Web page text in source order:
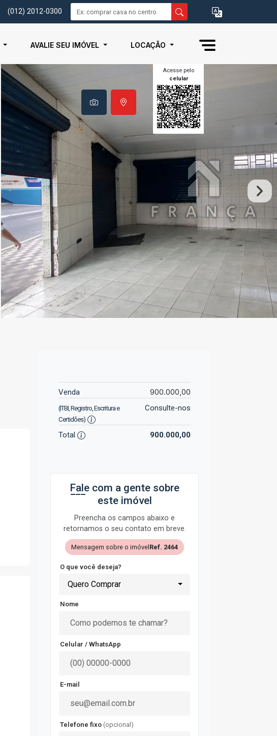
(012) 2012-0300
AVALIE SEU IMÓVEL LOCAÇÃO
Acesse pelo
celular
Venda 900.000,00
(ITBI, Registro, Escritura e
Certidões)
Consulte-nos
Total 900.000,00
Fale com a gente sobre
este imóvel
Preencha os campos abaixo e
retornamos o seu contato em breve.
Mensagem sobre o imóvel Ref. 2464
O que você deseja?
Quero Comprar
Nome
Celular / WhatsApp
E-mail
Telefone fixo (opcional)